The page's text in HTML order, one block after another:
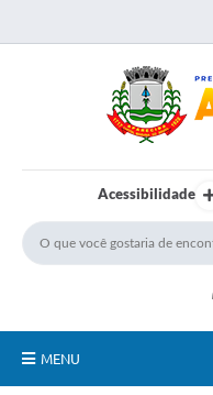
Acessibilidade
MENU